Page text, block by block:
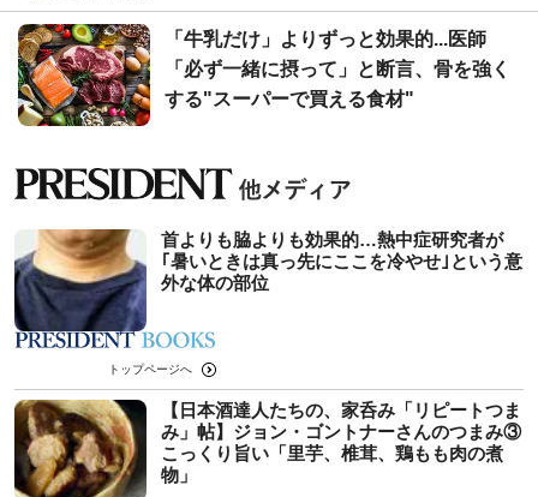
「牛乳だけ」よりずっと効果的...医師
「必ず一緒に摂って」と断言、骨を強く
する"スーパーで買える食材"
首よりも脇よりも効果的…熱中症研究者が
｢暑いときは真っ先にここを冷やせ｣という意
外な体の部位
トップページへ
【日本酒達人たちの、家呑み「リピートつま
み」帖】ジョン・ゴントナーさんのつまみ③
こっくり旨い「里芋、椎茸、鶏もも肉の煮
物」